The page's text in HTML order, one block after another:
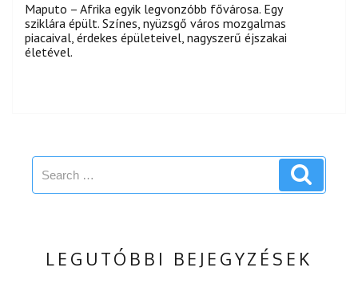
Maputo – Afrika egyik legvonzóbb fővárosa. Egy
sziklára épült. Színes, nyüzsgő város mozgalmas
piacaival, érdekes épületeivel, nagyszerű éjszakai
életével.
Search
for:
LEGUTÓBBI BEJEGYZÉSEK